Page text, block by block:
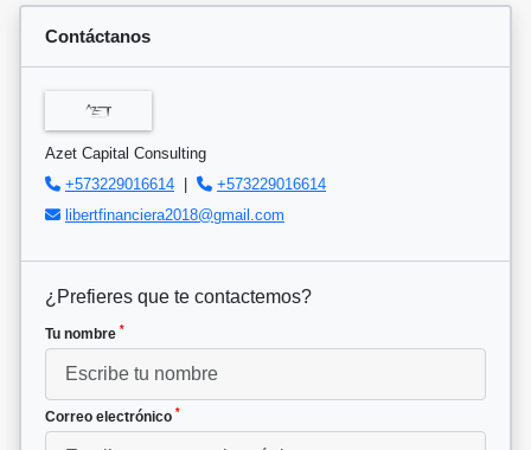
Contáctanos
Azet Capital Consulting
+573229016614 |
+573229016614
libertfinanciera2018@gmail.com
¿Prefieres que te contactemos?
Tu nombre *
Correo electrónico *